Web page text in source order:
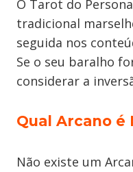
O Tarot do
tradicional
seguida nos
Se o seu baralho
considerar a
Qual Arcano é
Não existe um